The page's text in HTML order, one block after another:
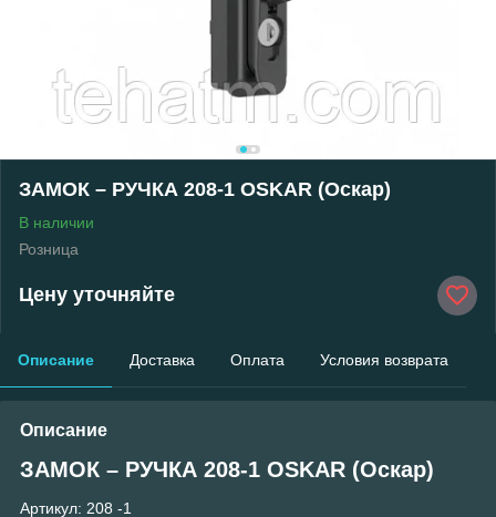
ЗАМОК – РУЧКА 208-1 OSKAR (Оскар)
В наличии
Розница
Цену уточняйте
Описание Доставка Оплата Условия возврата
Описание
ЗАМОК – РУЧКА 208-1 OSKAR (Оскар)
Артикул: 208 -1